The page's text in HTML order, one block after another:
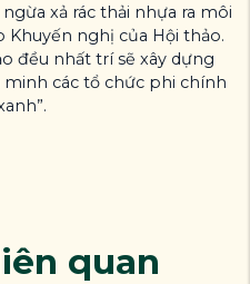
xả rác thải nhựa ra môi
nghị của Hội thảo.
đều nhất trí sẽ xây dựng
các tổ chức phi chính
quan